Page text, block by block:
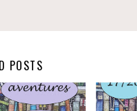
POSTS